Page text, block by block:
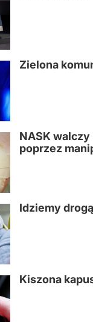
Zielona
NASK
poprzez
Idziemy
Kiszona